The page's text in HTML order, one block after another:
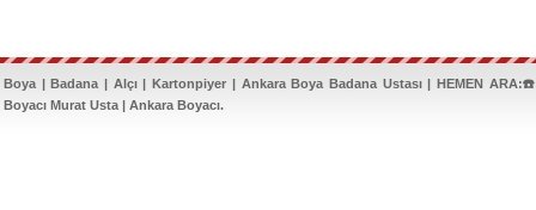
Boya | Badana | Alçı | Kartonpiyer | Ankara Boya Badana Ustası | HEMEN
Boyacı Murat Usta | Ankara Boyacı.